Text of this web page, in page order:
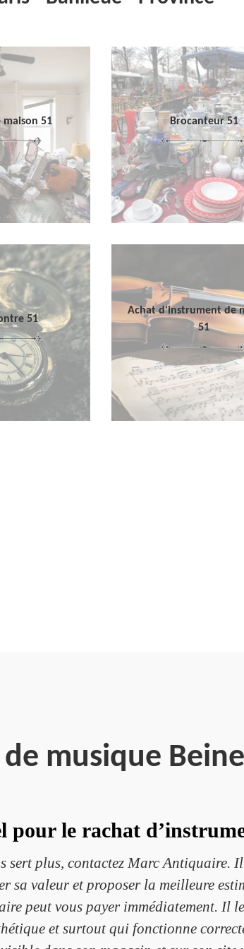
maison 51 Brocanteur 51
51
Achat d'instrument de
51
musique
le rachat
sert plus, contactez Marc Antiquaire.
sa valeur et proposer la meilleure
peut vous payer immédiatement. Il
et surtout qui fonctionne